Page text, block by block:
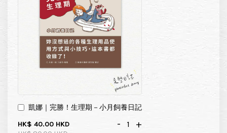
凱娜｜完勝！生理期－小月飼養日記
HK$ 40.00 HKD
- +